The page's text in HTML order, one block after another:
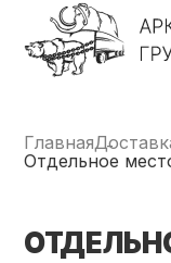
Главная
Отдельное